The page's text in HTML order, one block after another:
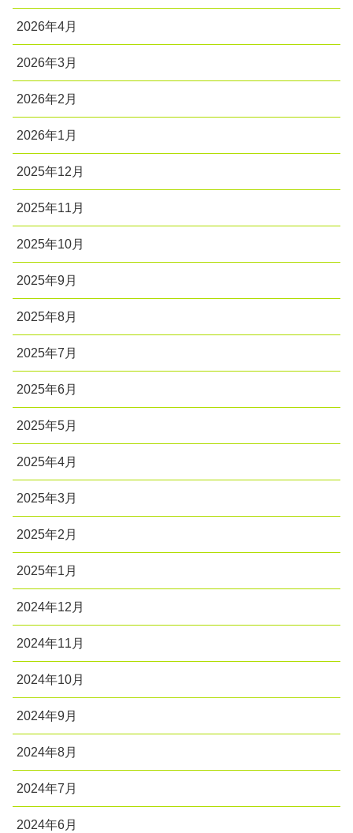
2026年4月
2026年3月
2026年2月
2026年1月
2025年12月
2025年11月
2025年10月
2025年9月
2025年8月
2025年7月
2025年6月
2025年5月
2025年4月
2025年3月
2025年2月
2025年1月
2024年12月
2024年11月
2024年10月
2024年9月
2024年8月
2024年7月
2024年6月